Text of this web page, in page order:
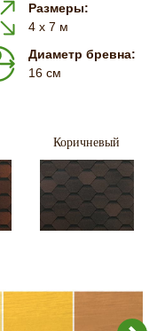
Размеры:
4 х 7 м
Диаметр бревна:
16 см
Коричневый